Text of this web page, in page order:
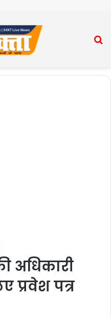
अधिकारी
प्रवेश पत्र